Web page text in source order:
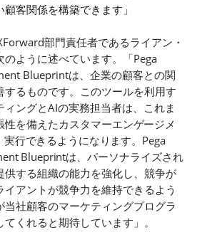
客関係を構築できます」
部門責任者であるライアン・
ように述べています。「 Pega
Blueprintは、企業の顧客との関
するものです。このツールを利用す
ィングとAIの実務担当者は、これま
性を備えたカスタマーエンゲージメ
行できるようになります。 Pega
Blueprintは、 パーソナライズされ
供する組織の能力を強化し、競争が
イアントが競争力を維持できるよう
当社顧客のマーケティングプログラ
てくれると期待しています」。